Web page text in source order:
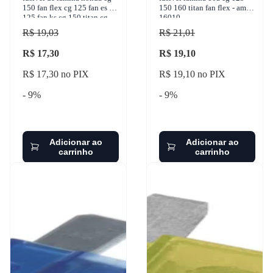
150 fan flex cg 125 fan es cg
125 fan ks cg 150 titan cg
160 1955-2019 ams - 17010
R$ 19,03
R$ 17,30
R$ 17,30 no PIX
- 9%
Adicionar ao
carrinho
150 160 titan fan flex - ams
16010
R$ 21,01
R$ 19,10
R$ 19,10 no PIX
- 9%
Adicionar ao
carrinho